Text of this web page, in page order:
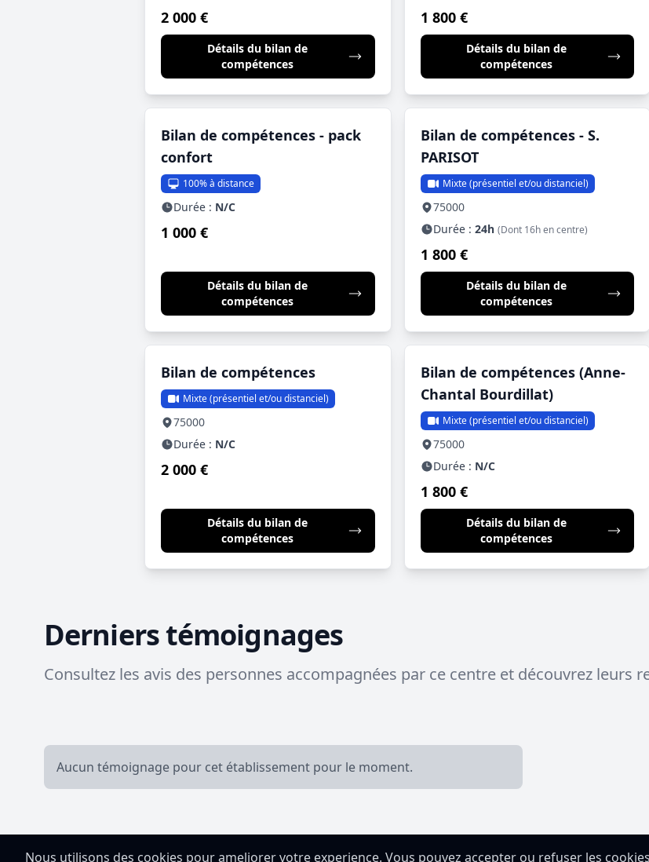
2 000 €
Détails du bilan de
compétences
1 800 €
Détails du bilan de
compétences
Bilan de compétences - pack
confort
100% à distance
Durée : N/C
1 000 €
Détails du bilan de
compétences
Bilan de compétences - S.
PARISOT
Mixte (présentiel et/ou distanciel)
75000
Durée : 24h (Dont 16h en centre)
1 800 €
Détails du bilan de
compétences
Bilan de compétences
Mixte (présentiel et/ou distanciel)
75000
Durée : N/C
2 000 €
Détails du bilan de
compétences
Bilan de compétences (Anne-
Chantal Bourdillat)
Mixte (présentiel et/ou distanciel)
75000
Durée : N/C
1 800 €
Détails du bilan de
compétences
Derniers témoignages
Consultez les avis des personnes accompagnées par ce centre et découvrez leurs
Aucun témoignage pour cet établissement pour le moment.
Besoin de faire le point ?Commence par ton BAP gratuit.
Nous utilisons des cookies pour ameliorer votre experience. Vous pouvez accepter ou refuser les